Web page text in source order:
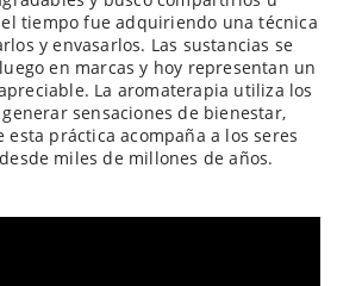
tiempo fue adquiriendo una técnica
y envasarlos. Las sustancias se
en marcas y hoy representan un
La aromaterapia utiliza los
sensaciones de bienestar,
esta práctica acompaña a los seres
miles de millones de años.